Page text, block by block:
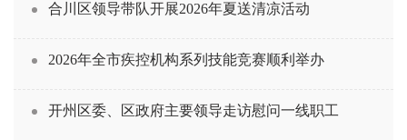
合川区领导带队开展2026年夏送清凉活动
2026年全市疾控机构系列技能竞赛顺利举办
开州区委、区政府主要领导走访慰问一线职工